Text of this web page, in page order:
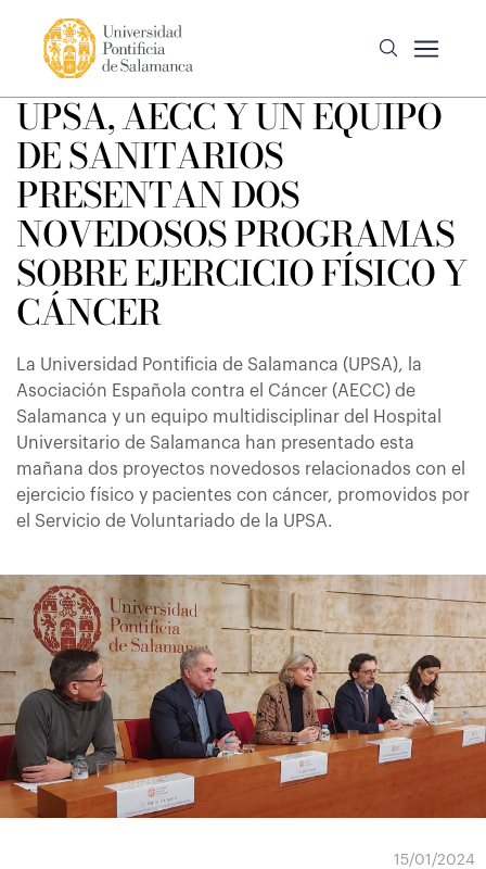
UPSA, AECC Y UN EQUIPO
DE SANITARIOS
PRESENTAN DOS
NOVEDOSOS PROGRAMAS
SOBRE EJERCICIO FÍSICO Y
CÁNCER
La Universidad Pontificia de Salamanca (UPSA), la
Asociación Española contra el Cáncer (AECC) de
Salamanca y un equipo multidisciplinar del Hospital
Universitario de Salamanca han presentado esta
mañana dos proyectos novedosos relacionados con el
ejercicio físico y pacientes con cáncer, promovidos por
el Servicio de Voluntariado de la UPSA.
15/01/2024